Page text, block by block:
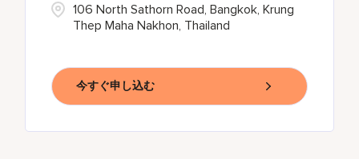
106 North Sathorn Road, Bangkok, Krung
Thep Maha Nakhon, Thailand
今すぐ申し込む